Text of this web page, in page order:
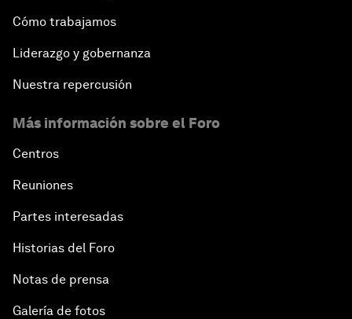
Cómo trabajamos
Liderazgo y gobernanza
Nuestra repercusión
Más información sobre el Foro
Centros
Reuniones
Partes interesadas
Historias del Foro
Notas de prensa
Galería de fotos